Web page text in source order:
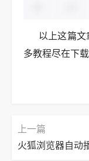
以上这篇文
多教程尽在下载
上一篇